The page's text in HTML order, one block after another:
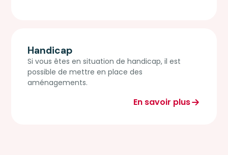
Handicap
Si vous êtes en situation de handicap, il est
possible de mettre en place des
aménagements.
En savoir plus